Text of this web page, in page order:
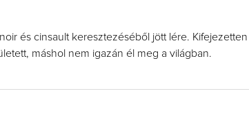
és cinsault keresztezéséből jött lére. Kifejezetten
máshol nem igazán él meg a világban.